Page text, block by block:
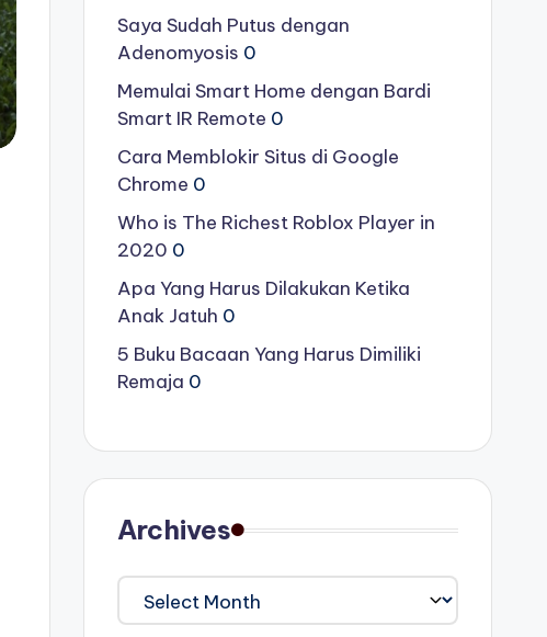
Saya Sudah Putus dengan
Adenomyosis 0
Memulai Smart Home dengan Bardi
Smart IR Remote 0
Cara Memblokir Situs di Google
Chrome 0
Who is The Richest Roblox Player in
2020 0
Apa Yang Harus Dilakukan Ketika
Anak Jatuh 0
5 Buku Bacaan Yang Harus Dimiliki
Remaja 0
Archives
Archives